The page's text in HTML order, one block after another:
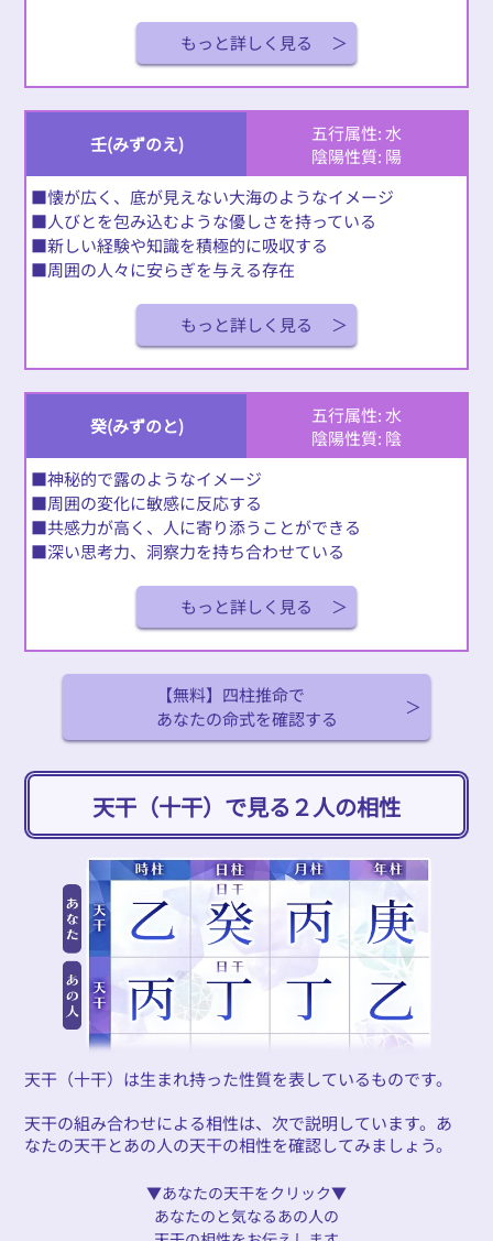
もっと詳しく見る
壬(みずのえ)
五行属性: 水
陰陽性質: 陽
■懐が広く、底が見えない大海のようなイメージ
■人びとを包み込むような優しさを持っている
■新しい経験や知識を積極的に吸収する
■周囲の人々に安らぎを与える存在
もっと詳しく見る
癸(みずのと)
五行属性: 水
陰陽性質: 陰
■神秘的で露のようなイメージ
■周囲の変化に敏感に反応する
■共感力が高く、人に寄り添うことができる
■深い思考力、洞察力を持ち合わせている
もっと詳しく見る
【無料】四柱推命で
あなたの命式を確認する
天干（十干）で見る２人の相性
天干（十干）は生まれ持った性質を表しているものです。
天干の組み合わせによる相性は、次で説明しています。あ
なたの天干とあの人の天干の相性を確認してみましょう。
▼あなたの天干をクリック▼
あなたのと気なるあの人の